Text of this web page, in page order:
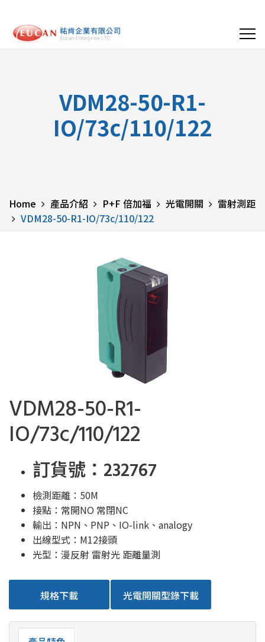
VDM28-50-R1-
IO/73c/110/122
Home 產品介紹 P+F 倍加福 光電開關
雷射測距
VDM28-50-R1-IO/73c/110/122
VDM28-50-R1-
IO/73c/110/122
訂貨號：232767
檢測距離：50M
接點：常開NO 常閉NC
輸出：NPN、PNP、IO-link、analogy
出線型式：M12接頭
光型：漫反射 雷射光 距離量測
規格下載 光電開關型錄下載